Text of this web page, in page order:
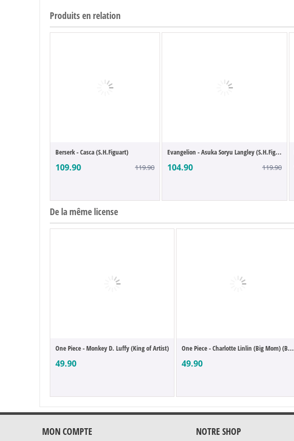
Produits en relation
Berserk - Casca (S.H.Figuart)
109.90 119.90
Evangelion - Asuka Soryu Langley (S.H.Fig...
104.90 119.90
De la même license
One Piece - Monkey D. Luffy (King of Artist)
49.90
One Piece - Charlotte Linlin (Big Mom) (B...
49.90
MON COMPTE NOTRE SHOP